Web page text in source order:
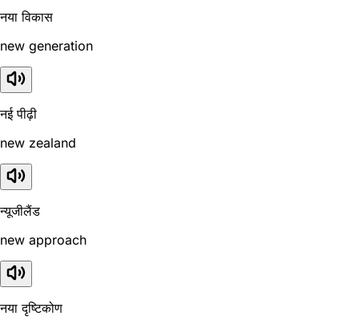
नया विकास
new generation
नई पीढ़ी
new zealand
न्यूजीलैंड
new approach
नया दृष्टिकोण